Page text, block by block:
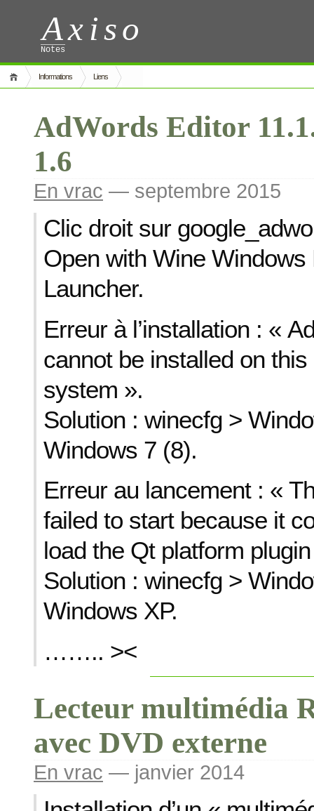
Axiso
Notes
Informations Liens
AdWords Editor
1.6
En vrac — septembre 2015
Clic droit sur
Open with Wine Windows
Launcher.
Erreur à l’installation : «
cannot be installed on
system ».
Solution : winecfg >
Windows 7 (8).
Erreur au lancement : «
failed to start because it
load the Qt platform
Solution : winecfg >
Windows XP.
…….. ><
Lecteur multimédia
avec DVD externe
En vrac — janvier 2014